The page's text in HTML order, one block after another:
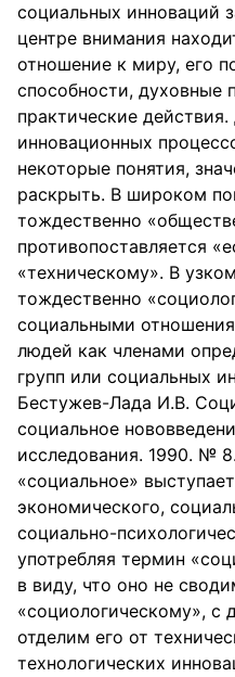
социальных инноваций
центре внимания
отношение к миру, его
способности, духовные
практические
инновационных
некоторые понятия,
раскрыть. В широком
тождественно
противопоставляется
«техническому». В
тождественно
социальными
людей как членами
групп или социальных
Бестужев-Лада И.В.
социальное
исследования. 1990. №
«социальное»
экономического,
социально-
употребляя термин
в виду, что оно не
«социологическому», с
отделим его от
технологических